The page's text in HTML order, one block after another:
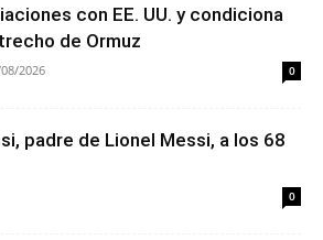
con EE. UU. y condiciona
de Ormuz
2026 0
padre de Lionel Messi, a los 68
0